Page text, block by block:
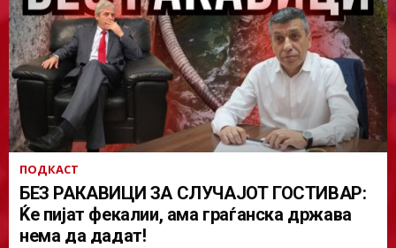
ПОДКАСТ
БЕЗ РАКАВИЦИ ЗА СЛУЧАЈОТ ГОСТИВАР:
Ќе пијат фекалии, ама граѓанска држава
нема да дадат!